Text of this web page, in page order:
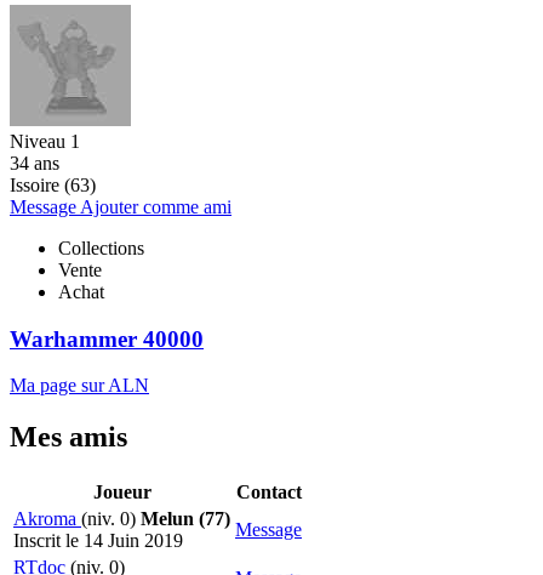
Niveau 1
34 ans
Issoire (63)
Message Ajouter comme ami
Collections
Vente
Achat
Warhammer 40000
Ma page sur ALN
Mes amis
Joueur
Contact
Akroma (niv. 0) Melun (77)
Inscrit le 14 Juin 2019
Message
RTdoc (niv. 0)